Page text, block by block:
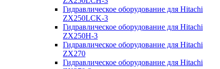
Гидравлическое оборудование для Hitachi
ZX250LCK-3
Гидравлическое оборудование для Hitachi
ZX250Н-3
Гидравлическое оборудование для Hitachi
ZX270
Гидравлическое оборудование для Hitachi